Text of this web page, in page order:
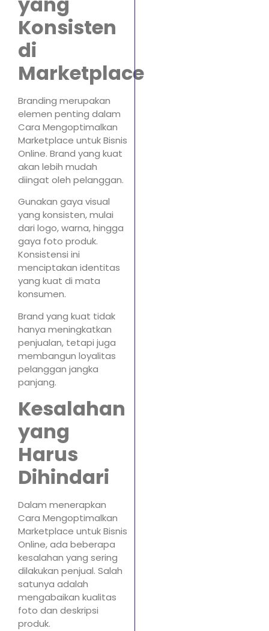
Konsisten
di
Marketplace
Branding merupakan
elemen penting dalam
Cara Mengoptimalkan
Marketplace untuk Bisnis
Online. Brand yang kuat
akan lebih mudah
diingat oleh pelanggan.
Gunakan gaya visual
yang konsisten, mulai
dari logo, warna, hingga
gaya foto produk.
Konsistensi ini
menciptakan identitas
yang kuat di mata
konsumen.
Brand yang kuat tidak
hanya meningkatkan
penjualan, tetapi juga
membangun loyalitas
pelanggan jangka
panjang.
Kesalahan
yang
Harus
Dihindari
Dalam menerapkan
Cara Mengoptimalkan
Marketplace untuk Bisnis
Online, ada beberapa
kesalahan yang sering
dilakukan penjual. Salah
satunya adalah
mengabaikan kualitas
foto dan deskripsi
produk.